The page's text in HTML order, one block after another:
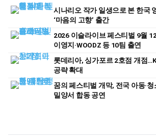
시나리오 작가 일생으로 본 한국
‘마음의 고향’ 출간
2026 이슬라이브 페스티벌 9월
이영지·WOODZ 등 10팀 출연
롯데리아, 싱가포르 2호점 개점
공략 확대
꿈의 페스티벌 개막, 전국 아동·청
밀양서 합동 공연